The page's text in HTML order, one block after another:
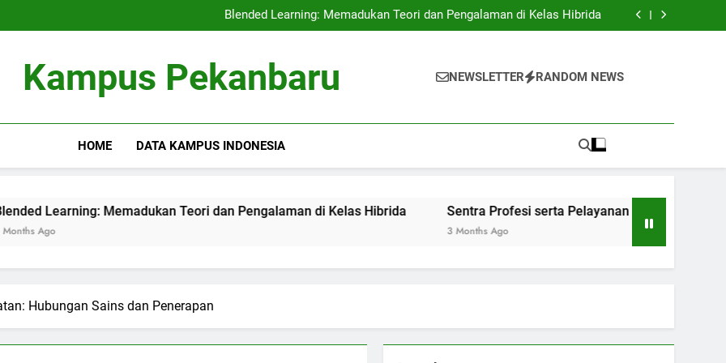
untuk Inovasi Baru
Blended Learning: Memadukan Teori dan Pengalaman di Kelas Hibrida
Sentra Profesi serta Pelayanan Siswa: Jembatan Ke Kesuksesan Sarjana
untuk Inovasi Baru
Blended Learning: Memadukan Teori dan Pengalaman di Kelas Hibrida
Sentra Profesi serta Pelayanan Siswa: Jembatan Ke Kesuksesan Sarjana
Kampus Pekanbaru NEWSLETTER RANDOM NEWS
HOME DATA KAMPUS INDONESIA
Memadukan Teori dan Pengalaman di Kelas Hibrida Sentra Profesi serta Pelayanan Siswa: Jembatan Ke
Hubungan Sains dan Penerapan